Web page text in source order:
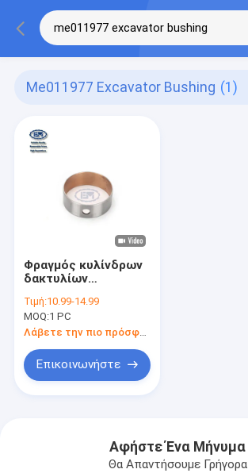
Me011977 Excavator Bushing (1)
Φραγμός κυλίνδρων
δακτυλίων
υδραυλικών αντλιών
εκσκαφέων
ME011982 ME011977
Τιμή:10.99-14.99
MOQ:1 PC
Λάβετε την πιο πρόσφατη τιμή
Επικοινωνήστε
Αφήστε Ένα Μήνυμα
Θα Απαντήσουμε Γρήγορα